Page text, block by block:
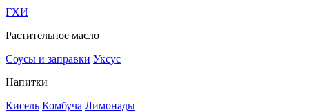
ГХИ
Растительное масло
Соусы и заправки Уксус
Напитки
Кисель Комбуча Лимонады